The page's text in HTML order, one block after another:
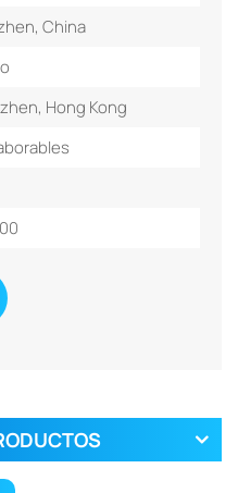
China
Hong Kong